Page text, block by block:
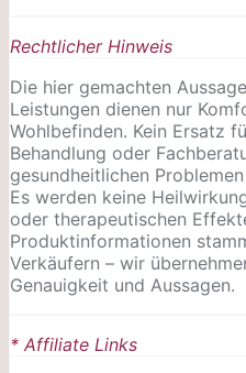
Rechtlicher Hinweis
Die hier gemachten
Leistungen dienen nur
Wohlbefinden. Kein Ersatz
Behandlung oder
gesundheitlichen
Es werden keine
oder therapeutischen
Produktinformationen
Verkäufern – wir
Genauigkeit und Aussagen.
* Affiliate Links